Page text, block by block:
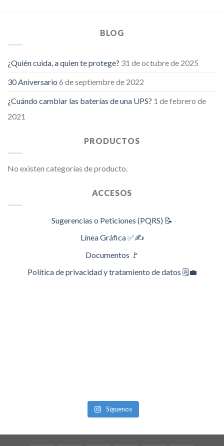
BLOG
¿Quién cuida, a quien te protege? 31 de octubre de 2025
30 Aniversario 6 de septiembre de 2022
¿Cuándo cambiar las baterías de una UPS? 1 de febrero de
2021
PRODUCTOS
No existen categorías de producto.
ACCESOS
Sugerencias o Peticiones (PQRS) 📝
Línea Gráfica ✅✍️
Documentos 🚩
Política de privacidad y tratamiento de datos 🗒️💼
Síguenos